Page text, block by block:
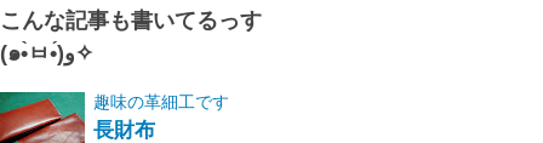
こんな記事も書いてるっす
(๑•̀ㅂ•́)و✧
趣味の革細工です
長財布